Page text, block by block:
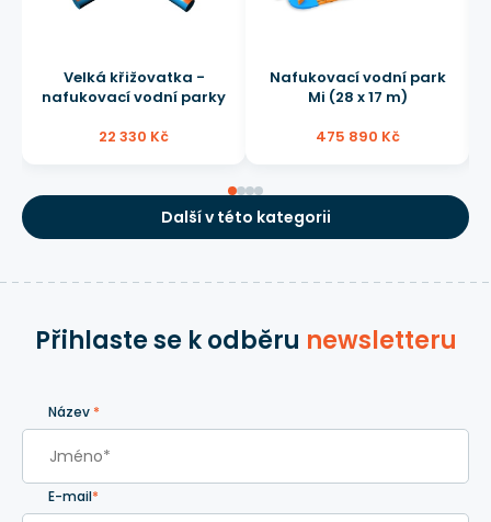
Velká křižovatka -
nafukovací vodní parky
22 330 Kč
Nafukovací vodní park
Mi (28 x 17 m)
475 890 Kč
Další v této kategorii
Přihlaste se k odběru newsletteru
Název *
E-mail*